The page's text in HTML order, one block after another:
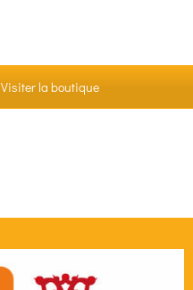
Visiter la boutique